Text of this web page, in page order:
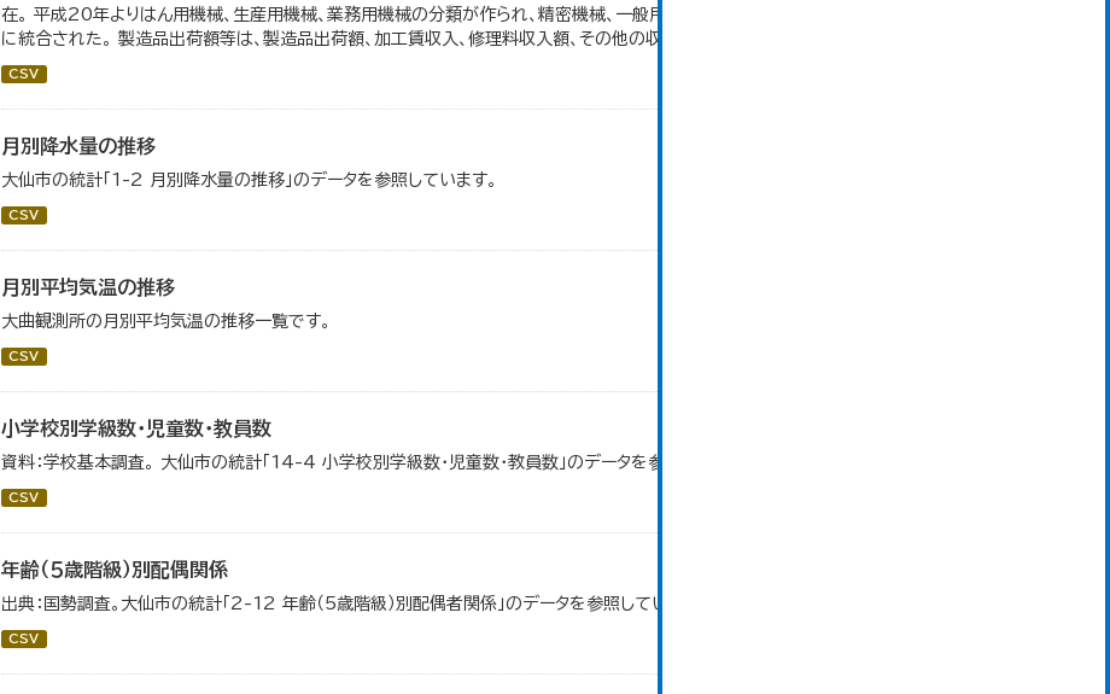
在。 平成20年よりはん用機械、生産用機械、業務用機械の分類が作られ、精密機械、一般用機械の分類は廃止。また、衣服は繊維
に統合された。 製造品出荷額等は、製造品出荷額、加工賃収入、修理料収入額、その他の収入額の合計。...
CSV
月別降水量の推移
大仙市の統計「1-2 月別降水量の推移」のデータを参照しています。
CSV
月別平均気温の推移
大曲観測所の月別平均気温の推移一覧です。
CSV
小学校別学級数・児童数・教員数
資料：学校基本調査。 大仙市の統計「14-4 小学校別学級数・児童数・教員数」のデータを参照しています。
CSV
年齢（５歳階級）別配偶関係
出典：国勢調査。大仙市の統計「2-12 年齢（5歳階級）別配偶者関係」のデータを参照しています。
CSV